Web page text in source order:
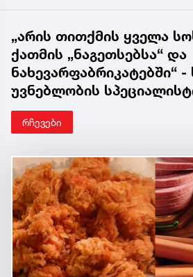
„არის თითქმის ყველა
ქათმის „ნაგეთსებსა“ და
ნახევარფაბრიკატებში“
უვნებლობის
რჩევები